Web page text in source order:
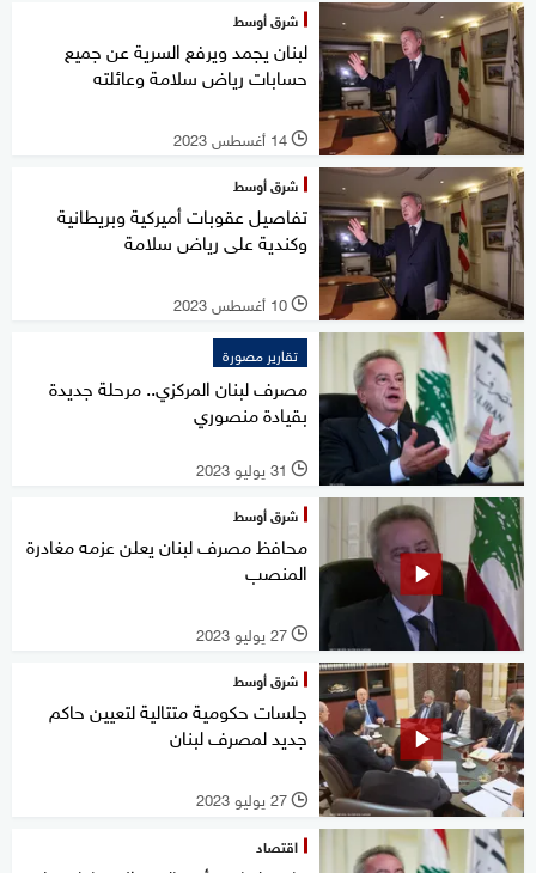
شرق أوسط
لبنان يجمد ويرفع السرية عن جميع
حسابات رياض سلامة وعائلته
l 14 أغسطس 2023
شرق أوسط
تفاصيل عقوبات أميركية وبريطانية
وكندية على رياض سلامة
l 10 أغسطس 2023
تقارير مصورة
مصرف لبنان المركزي.. مرحلة جديدة
بقيادة منصوري
l 31 يوليو 2023
شرق أوسط
محافظ مصرف لبنان يعلن عزمه مغادرة
المنصب
l 27 يوليو 2023
شرق أوسط
جلسات حكومية متتالية لتعيين حاكم
جديد لمصرف لبنان
l 27 يوليو 2023
اقتصاد